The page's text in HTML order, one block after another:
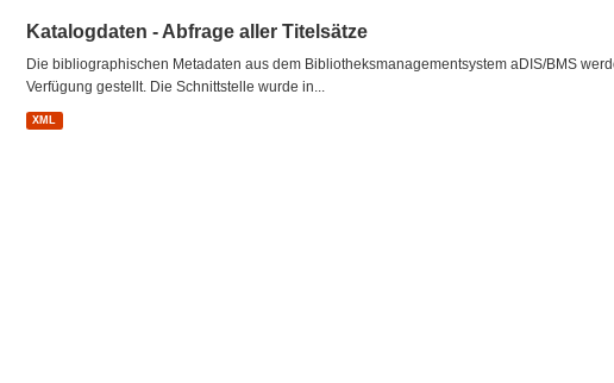
Katalogdaten - Abfrage aller Titelsätze
Die bibliographischen Metadaten aus dem Bibliotheksmanagementsystem aDIS/BMS
Verfügung gestellt. Die Schnittstelle wurde in...
XML